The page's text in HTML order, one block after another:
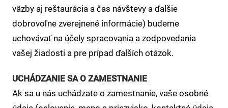
väzby aj reštaurácia a čas návštevy a ďalšie
dobrovoľne zverejnené informácie) budeme
uchovávať na účely spracovania a zodpovedania
vašej žiadosti a pre prípad ďalších otázok.
UCHÁDZANIE SA O ZAMESTNANIE
Ak sa u nás uchádzate o zamestnanie, vaše osobné